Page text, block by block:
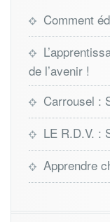
Comment
de l’avenir !
Carrousel :
LE R.D.V. :
Apprendre